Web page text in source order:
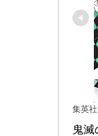
集英社
鬼滅